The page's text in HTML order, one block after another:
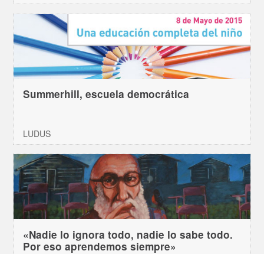
Summerhill, escuela democrática
LUDUS
«Nadie lo ignora todo, nadie lo sabe todo.
Por eso aprendemos siempre»